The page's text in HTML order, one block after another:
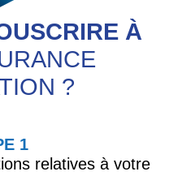
À
?
1
relatives à votre